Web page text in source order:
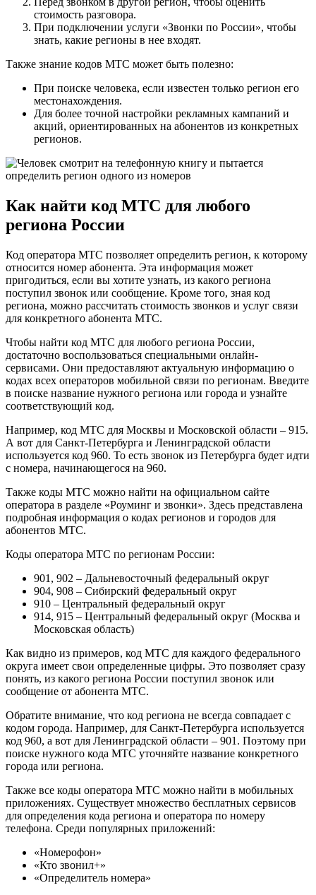
стоимость разговора.
При подключении услуги «Звонки по России», чтобы
знать, какие регионы в нее входят.
Также знание кодов МТС может быть полезно:
При поиске человека, если известен только регион его
местонахождения.
Для более точной настройки рекламных кампаний и
акций, ориентированных на абонентов из конкретных
регионов.
Как найти код МТС для любого
региона России
Код оператора МТС позволяет определить регион, к которому
относится номер абонента. Эта информация может
пригодиться, если вы хотите узнать, из какого региона
поступил звонок или сообщение. Кроме того, зная код
региона, можно рассчитать стоимость звонков и услуг связи
для конкретного абонента МТС.
Чтобы найти код МТС для любого региона России,
достаточно воспользоваться специальными онлайн-
сервисами. Они предоставляют актуальную информацию о
кодах всех операторов мобильной связи по регионам. Введите
в поиске название нужного региона или города и узнайте
соответствующий код.
Например, код МТС для Москвы и Московской области – 915.
А вот для Санкт-Петербурга и Ленинградской области
используется код 960. То есть звонок из Петербурга будет идти
с номера, начинающегося на 960.
Также коды МТС можно найти на официальном сайте
оператора в разделе «Роуминг и звонки». Здесь представлена
подробная информация о кодах регионов и городов для
абонентов МТС.
Коды оператора МТС по регионам России:
901, 902 – Дальневосточный федеральный округ
904, 908 – Сибирский федеральный округ
910 – Центральный федеральный округ
914, 915 – Центральный федеральный округ (Москва и
Московская область)
Как видно из примеров, код МТС для каждого федерального
округа имеет свои определенные цифры. Это позволяет сразу
понять, из какого региона России поступил звонок или
сообщение от абонента МТС.
Обратите внимание, что код региона не всегда совпадает с
кодом города. Например, для Санкт-Петербурга используется
код 960, а вот для Ленинградской области – 901. Поэтому при
поиске нужного кода МТС уточняйте название конкретного
города или региона.
Также все коды оператора МТС можно найти в мобильных
приложениях. Существует множество бесплатных сервисов
для определения кода региона и оператора по номеру
телефона. Среди популярных приложений:
«Номерофон»
«Кто звонил+»
«Определитель номера»